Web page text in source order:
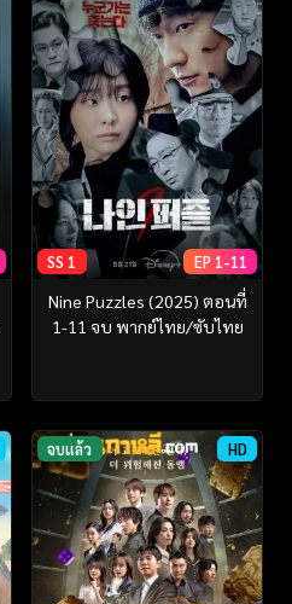
SS 1 EP 1-11
Nine Puzzles (2025) ตอนที่
1-11 จบ พากย์ไทย/ซับไทย
จบแล้ว HD